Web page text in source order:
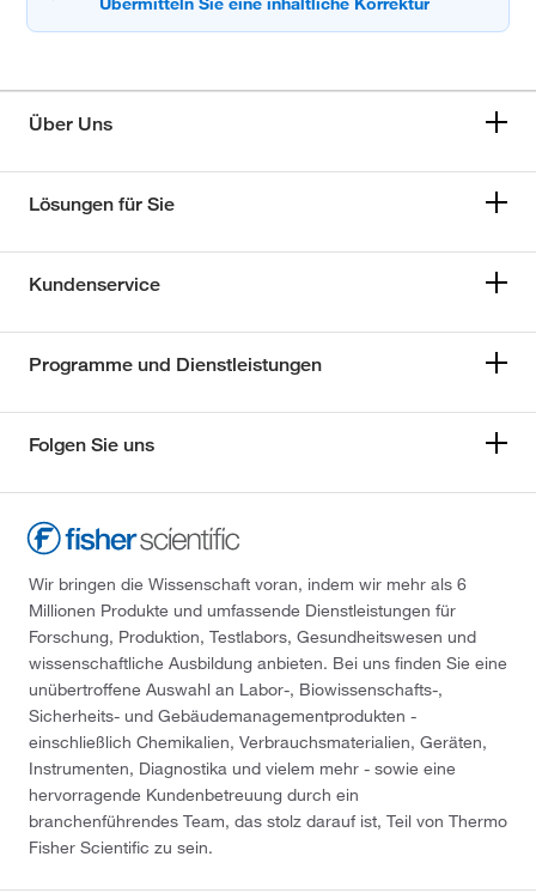
Über Uns
Lösungen für Sie
Kundenservice
Programme und Dienstleistungen
Folgen Sie uns
Wir bringen die Wissenschaft voran, indem wir mehr als 6
Millionen Produkte und umfassende Dienstleistungen für
Forschung, Produktion, Testlabors, Gesundheitswesen und
wissenschaftliche Ausbildung anbieten. Bei uns finden Sie eine
unübertroffene Auswahl an Labor-, Biowissenschafts-,
Sicherheits- und Gebäudemanagementprodukten -
einschließlich Chemikalien, Verbrauchsmaterialien, Geräten,
Instrumenten, Diagnostika und vielem mehr - sowie eine
hervorragende Kundenbetreuung durch ein
branchenführendes Team, das stolz darauf ist, Teil von Thermo
Fisher Scientific zu sein.